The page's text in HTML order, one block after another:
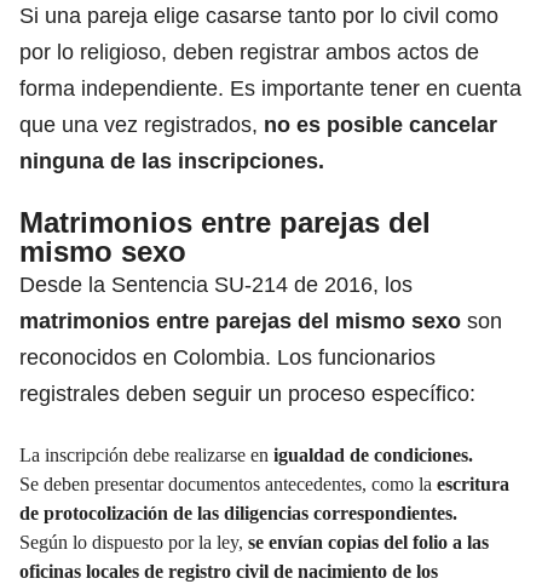
Si una pareja elige casarse tanto por lo civil como
por lo religioso, deben registrar ambos actos de
forma independiente. Es importante tener en cuenta
que una vez registrados, no es posible cancelar
ninguna de las inscripciones.
Matrimonios entre parejas del
mismo sexo
Desde la Sentencia SU-214 de 2016, los
matrimonios entre parejas del mismo sexo son
reconocidos en Colombia. Los funcionarios
registrales deben seguir un proceso específico:
La inscripción debe realizarse en igualdad de condiciones.
Se deben presentar documentos antecedentes, como la escritura
de protocolización de las diligencias correspondientes.
Según lo dispuesto por la ley, se envían copias del folio a las
oficinas locales de registro civil de nacimiento de los